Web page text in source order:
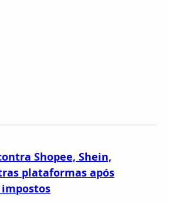
Shopee, Shein,
plataformas após